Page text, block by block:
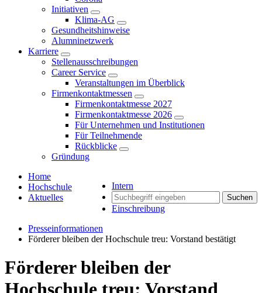
Initiativen
Klima-AG
Gesundheitshinweise
Alumninetzwerk
Karriere
Stellenausschreibungen
Career Service
Veranstaltungen im Überblick
Firmenkontaktmessen
Firmenkontaktmesse 2027
Firmenkontaktmesse 2026
Für Unternehmen und Institutionen
Für Teilnehmende
Rückblicke
Gründung
Intern
Suchen
Einschreibung
Home
Hochschule
Aktuelles
Presseinformationen
Förderer bleiben der Hochschule treu: Vorstand bestätigt
Förderer bleiben der